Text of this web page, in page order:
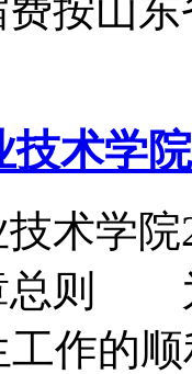
山东
技术学
术学
则 为
工作的